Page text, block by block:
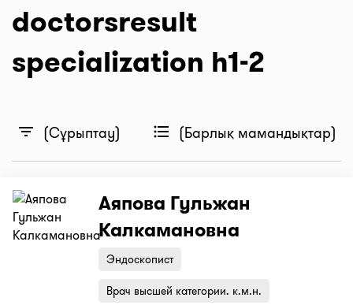
doctorsresult
specialization h1-2
filter_list (Сұрыптау) format_list_bulleted (Барлық мамандықтар)
Аяпова Гульжан
Калкамановна
Эндоскопист
Врач высшей категории. к.м.н.